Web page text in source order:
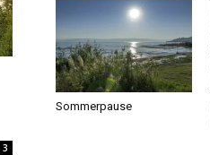
3
Sommerpause